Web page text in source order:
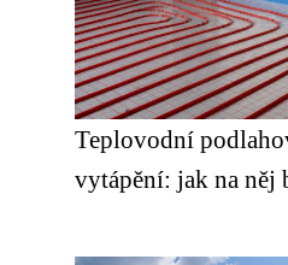
Teplovodní
vytápění: jak na něj